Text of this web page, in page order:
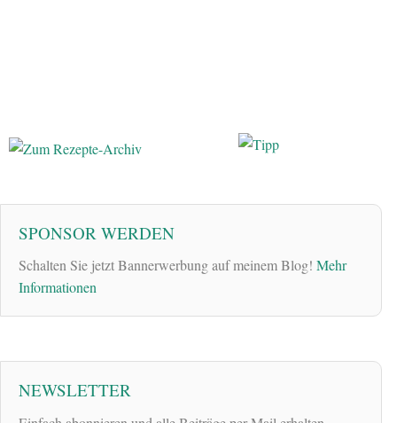
SPONSOR WERDEN
Schalten Sie jetzt Bannerwerbung auf meinem Blog! Mehr
Informationen
NEWSLETTER